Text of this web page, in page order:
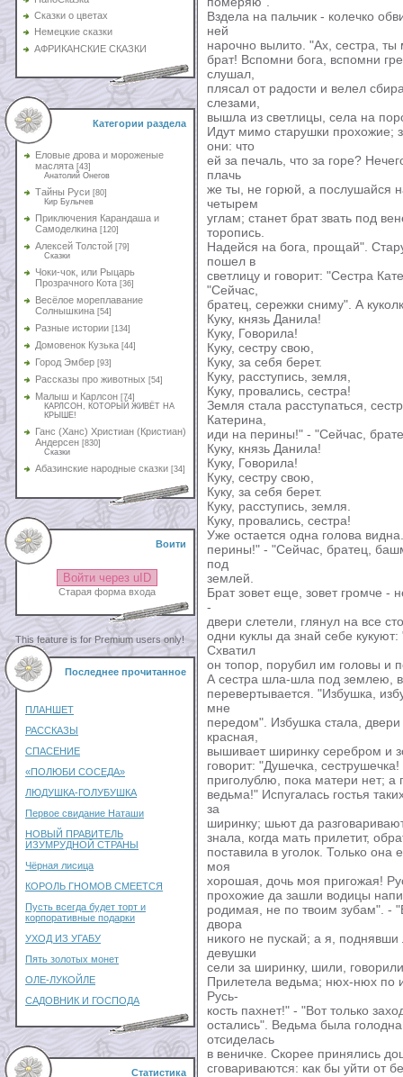
Сказки о цветах
Немецкие сказки
АФРИКАНСКИЕ СКАЗКИ
Категории раздела
Еловые дрова и мороженые
маслята [43]
Анатолий Онегов
Тайны Руси [80]
Кир Булычев
Приключения Карандаша и
Самоделкина [120]
Алексей Толстой [79]
Сказки
Чоки-чок, или Рыцарь
Прозрачного Кота [36]
Весёлое мореплавание
Солнышкина [54]
Разные истории [134]
Домовенок Кузька [44]
Город Эмбер [93]
Рассказы про животных [54]
Малыш и Карлсон [74]
КАРЛСОН, КОТОРЫЙ ЖИВЁТ НА
КРЫШЕ!
Ганс (Ханс) Христиан (Кристиан)
Андерсен [830]
Сказки
Абазинские народные сказки [34]
Воити
Войти через uID
Старая форма входа
This feature is for Premium users only!
Последнее прочитанное
ПЛАНШЕТ
РАССКАЗЫ
СПАСЕНИЕ
«ПОЛЮБИ СОСЕДА»
ЛЮДУШКА-ГОЛУБУШКА
Первое свидание Наташи
НОВЫЙ ПРАВИТЕЛЬ
ИЗУМРУДНОЙ СТРАНЫ
Чёрная лисица
КОРОЛЬ ГНОМОВ СМЕЕТСЯ
Пусть всегда будет торт и
корпоративные подарки
УХОД ИЗ УГАБУ
Пять золотых монет
ОЛЕ-ЛУКОЙЛЕ
САДОВНИК И ГОСПОДА
Статистика
Вздела на пальчик - колечко
ней
нарочно вылито. "Ах, сестра,
брат! Вспомни бога, вспомни
слушал,
плясал от радости и велел
слезами,
вышла из светлицы, села на
Идут мимо старушки прохожие;
они: что
ей за печаль, что за горе?
плачь
же ты, не горюй, а послушайся
четырем
углам; станет брат звать под
торопись.
Надейся на бога, прощай".
пошел в
светлицу и говорит: "Сестра
"Сейчас,
братец, сережки сниму". А
Куку, князь Данила!
Куку, Говорила!
Куку, сестру свою,
Куку, за себя берет.
Куку, расступись, земля,
Куку, провались, сестра!
Земля стала расступаться,
Катерина,
иди на перины!" - "Сейчас,
Куку, князь Данила!
Куку, Говорила!
Куку, сестру свою,
Куку, за себя берет.
Куку, расступись, земля.
Куку, провались, сестра!
Уже остается одна голова
перины!" - "Сейчас, братец,
под
землей.
Брат зовет еще, зовет громче -
-
двери слетели, глянул на все
одни куклы да знай себе
Схватил
он топор, порубил им головы и
А сестра шла-шла под землею,
перевертывается. "Избушка,
мне
передом". Избушка стала,
красная,
вышивает ширинку серебром и
говорит: "Душечка,
приголублю, пока матери нет; а
ведьма!" Испугалась гостья
за
ширинку; шьют да
знала, когда мать прилетит,
поставила в уголок. Только
моя
хорошая, дочь моя пригожая!
прохожие да зашли водицы
родимая, не по твоим зубам". -
двора
никого не пускай; а я,
девушки
сели за ширинку, шили,
Прилетела ведьма; нюх-нюх по
Русь-
кость пахнет!" - "Вот только
остались". Ведьма была
отсиделась
в веничке. Скорее принялись
сговариваются: как бы уйти от